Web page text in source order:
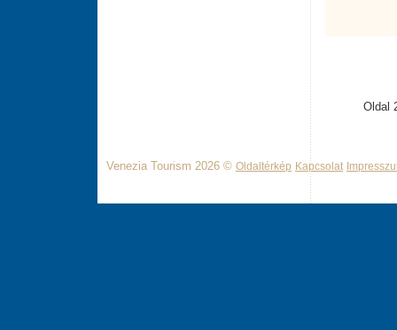
Oldal
Venezia Tourism 2026 © Oldaltérkép Kapcsolat